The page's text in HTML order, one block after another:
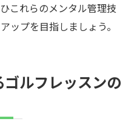
これらのメンタル管理技
ップを目指しましょう。
ルフレッスンの